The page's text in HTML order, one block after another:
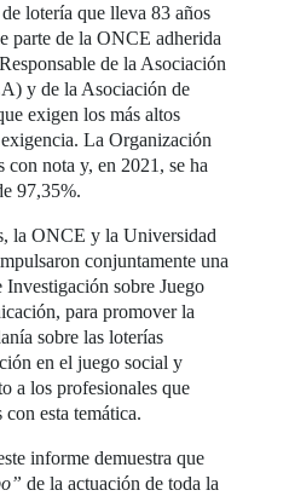
lotería que lleva 83 años
parte de la ONCE adherida
de la Asociación
y de la Asociación de
exigen los más altos
La Organización
con nota y, en 2021, se ha
97,35%.
la ONCE y la Universidad
conjuntamente una
sobre Juego
para promover la
sobre las loterías
en el juego social y
a los profesionales que
esta temática.
informe demuestra que
de la actuación de toda la